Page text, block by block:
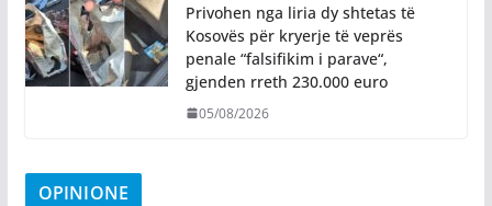
Privohen nga liria dy shtetas të
Kosovës për kryerje të veprës
penale “falsifikim i parave“,
gjenden rreth 230.000 euro
05/08/2026
OPINIONE